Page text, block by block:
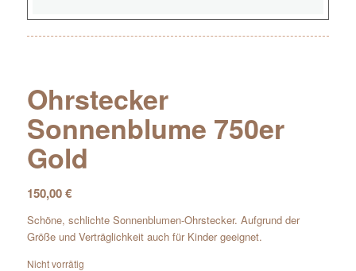
Ohrstecker
Sonnenblume 750er
Gold
150,00€
Schöne, schlichte Sonnenblumen-Ohrstecker. Aufgrund der
Größe und Verträglichkeit auch für Kinder geeignet.
Nicht vorrätig